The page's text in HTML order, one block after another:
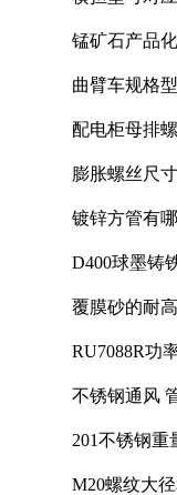
锰矿石产品
曲臂车规格
配电柜母排
膨胀螺丝尺
镀锌方管有
D400球墨铸
覆膜砂的耐
RU7088R功
不锈钢通风
201不锈钢重
M20螺纹大